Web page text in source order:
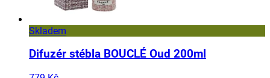
Skladem
Difuzér stébla BOUCLÉ Oud 200ml